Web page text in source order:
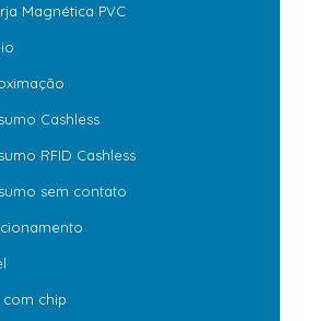
Magnética PVC
Cashless
RFID Cashless
sem contato
com chip